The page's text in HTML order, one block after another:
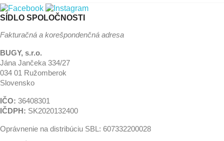
SÍDLO SPOLOČNOSTI
Fakturačná a korešpondenčná adresa
BUGY, s.r.o.
Jána Jančeka 334/27
034 01 Ružomberok
Slovensko
IČO: 36408301
IČDPH: SK2020132400
Oprávnenie na distribúciu SBL: 607332200028